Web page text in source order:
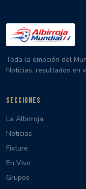
Toda la emoción del
Noticias, resultados en
SECCIONES
La Albirroja
Noticias
Fixture
En Vivo
Grupos